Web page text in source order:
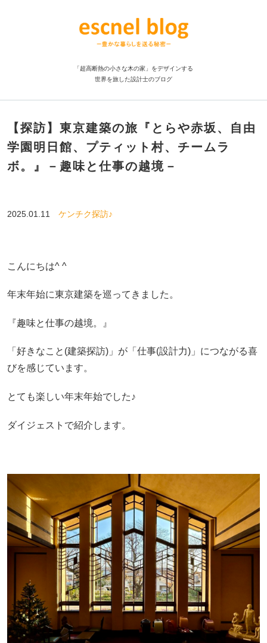
「超高断熱の小さな木の家」をデザインする
世界を旅した設計士のブログ
【探訪】東京建築の旅『とらや赤坂、自由
学園明日館、プティット村、チームラ
ボ。』－趣味と仕事の越境－
2025.01.11 ケンチク探訪♪
こんにちは^ ^
年末年始に東京建築を巡ってきました。
『趣味と仕事の越境。』
「好きなこと(建築探訪)」が「仕事(設計力)」につながる喜
びを感じています。
とても楽しい年末年始でした♪
ダイジェストで紹介します。